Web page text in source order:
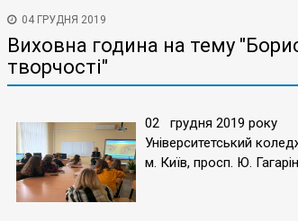
04 ГРУДНЯ 2019
Виховна година на тему
творчості"
02 грудня 2019 року
Університетський
м. Київ, просп. Ю.